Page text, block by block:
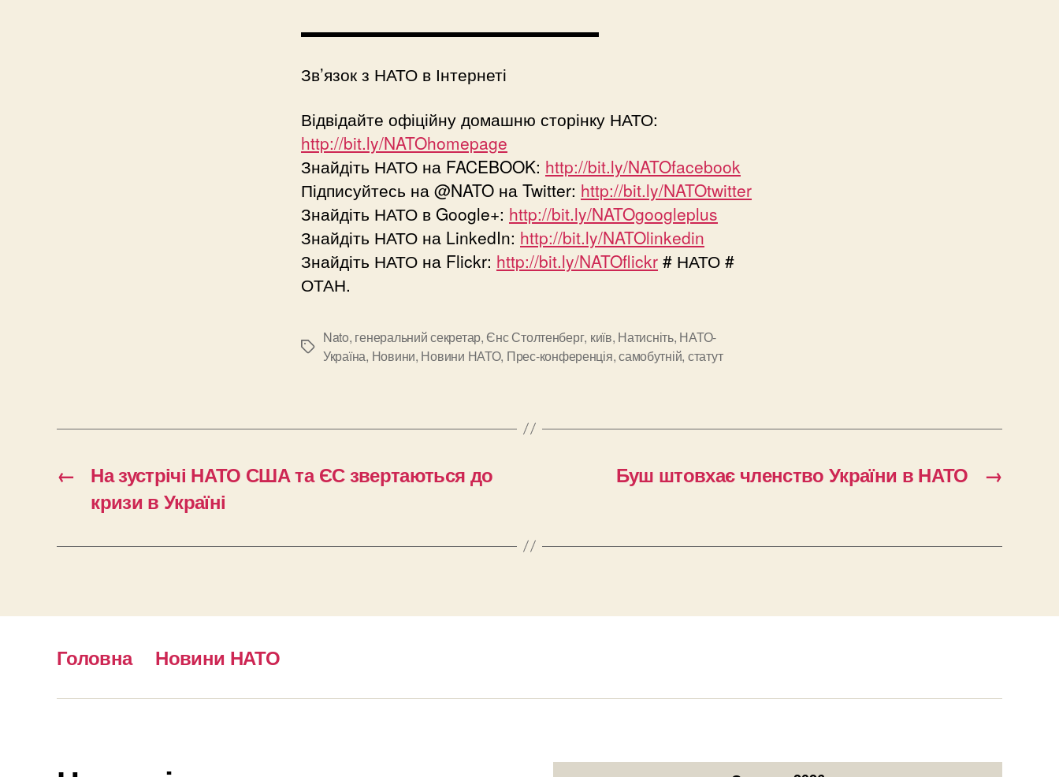
▬▬▬▬▬▬▬▬▬▬▬▬▬▬▬▬▬▬
Зв’язок з НАТО в Інтернеті
Відвідайте офіційну домашню сторінку НАТО:
http://bit.ly/NATOhomepage
Знайдіть НАТО на FACEBOOK: http://bit.ly/NATOfacebook
Підписуйтесь на @NATO на Twitter: http://bit.ly/NATOtwitter
Знайдіть НАТО в Google+: http://bit.ly/NATOgoogleplus
Знайдіть НАТО на LinkedIn: http://bit.ly/NATOlinkedin
Знайдіть НАТО на Flickr: http://bit.ly/NATOflickr # НАТО #
ОТАН.
Позначки
Nato, генеральний секретар, Єнс Столтенберг, київ, Натисніть, НАТО-
Україна, Новини, Новини НАТО, Прес-конференція,самобутній, статут
←
На зустрічі НАТО США та ЄС звертаються до
кризи в Україні
→
Буш штовхає членство України в НАТО
Головна Новини НАТО